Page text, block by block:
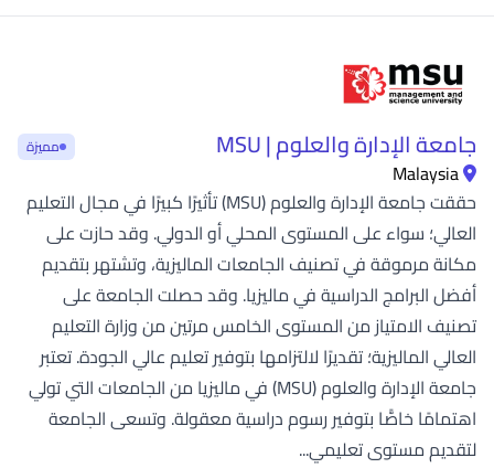
جامعة الإدارة والعلوم | MSU مميزة
Malaysia
حققت جامعة الإدارة والعلوم (MSU) تأثيرًا كبيرًا في مجال التعليم
العالي؛ سواء على المستوى المحلي أو الدولي. وقد حازت على
مكانة مرموقة في تصنيف الجامعات الماليزية، وتشتهر بتقديم
أفضل البرامج الدراسية في ماليزيا. وقد حصلت الجامعة على
تصنيف الامتياز من المستوى الخامس مرتين من وزارة التعليم
العالي الماليزية؛ تقديرًا لالتزامها بتوفير تعليم عالي الجودة. تعتبر
جامعة الإدارة والعلوم (MSU) في ماليزيا من الجامعات التي تولي
اهتمامًا خاصًّا بتوفير رسوم دراسية معقولة. وتسعى الجامعة
لتقديم مستوى تعليمي...